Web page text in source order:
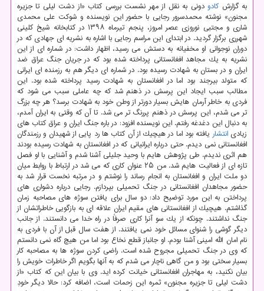
به گزارش كادودونی به نقل از مهر نشست بررسی كتاب «از دشت لیلی تا جزیره
مجنون» نوشته محمدسرور رجایی با حضور این نویسنده و شوكت علی محمدی
شاری و مجتبی نوروزی عصر امروز، پنجم تیرماه ۱۳۹۸ در كتابخانه شیخ كلینی
شهرری برگزار گردید. در ابتدای این مراسم رجایی با اشاره به نشریه ای جهادی كه در
دوران نوجوانی او مخفیانه به دستش می رسید، اظهار داشت: در شماره ای از این
نشریه به یك مجاهد افغانستانی پرداخته شده بود كه در جریان جنگ عراق ضد
ایران و در بستان به شهادت رسیده بود. در شماره ای دیگر هم به رزمنده ای ایرانی
كه متولد بیرجند بود اما در افغانستان به شهادت رسید پرداخته شده بود. این
مطالب سبب ایجاد این پرسش در ذهنم شد كه چه عاملی سبب می شود كه
فردی به خاطر آرمان هایش بسیار دورتر از وطن خود به شهادت برسد؟ هر چه بزرگ
تر می شدم، این پرسش در ذهنم پررنگ تر می شد. تا آن كه وقتی به ایران آمدم،
به دنبال این دغدغه رفتم. این نویسنده افزود: در باره جنگ ایران و عراق كتاب های
زیادیانتشاریافته بود اما در هیچیك از آن كتاب ها رد پایی از شهیدان و رزمندگان
افغانستانی نمی دیدم. حتی درباره ایرانیانی كه در افغانستان به شهادت رسیده بودند
هم اثری ندیدم. طی پژوهش هایم با وحید جلیلی آشنا شدم و آشنایی با او فصل
تازه ای از فعالیت هایم شد. من ۲۵ عنوان كاری كه می شد در ارتباط با روابط میان
دو ملت ایران و افغانستان به انجام رساند را نوشتم و در مرتبه نخست قرار شد به
حضور مجاهدان افغانستانی در جنگ تحمیلی بپردازم. رجایی درباره دشواری های
پرداختن به این مورد توضیح داد: دو سال برای یافتن سوژه های مصاحبه زمان
گذاشتم. هیچیك از افغانستانی های مقیم ایران علاقه ای به بازگویی خاطراتشان از
جنگ نداشتند. چونكه از یك سو آنرا كاری صرفاً در راه خدا می دانستند. از جانب
دیگر گوشی را شنوای مسائل خود نمی یافتند. از هفت سال قبل از آن با فردی به
نام امان الله امینی آشنا بودم. او جانباز قطع نخاع بود اما من هیچ گاه نمی دانستم
كه وی در جنگ تحمیلی مجروح شده است. راضی كردن سوژه ها به مصاحبه كار
بسیار سختی بود و من گاهی ناچار می شدم كه به آنها بگویم اگر خاطرات خویش را
بیان نكنید، به مهاجران افغانستانی خیانت كرده اید. وی با بیان این كه كتاب «از
دشت لیلی تا جزیره مجنون» ثمره این زحمات است، اضافه كرد: حالا دیگر خودِ